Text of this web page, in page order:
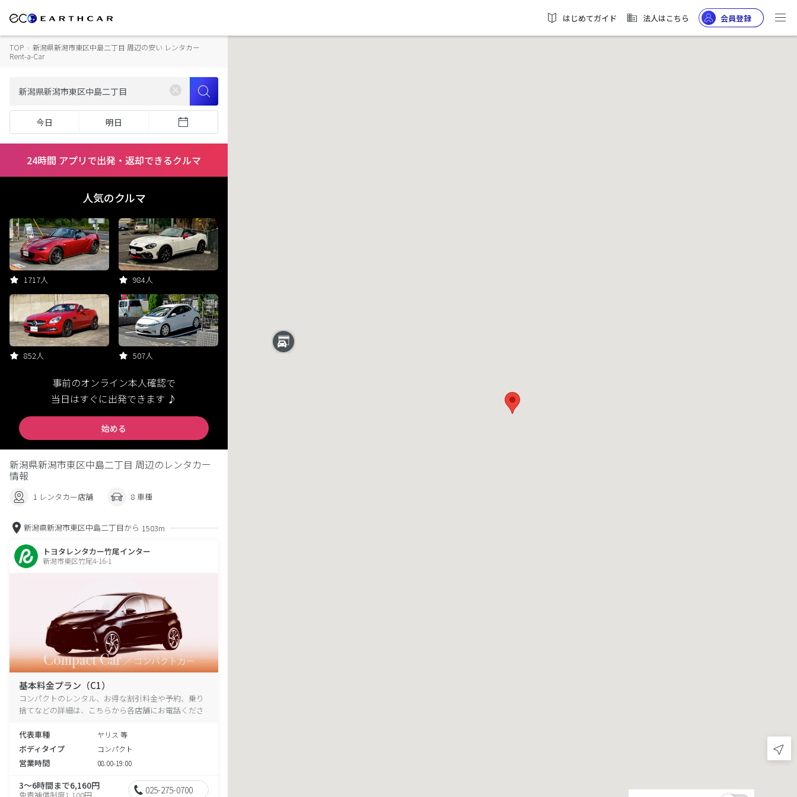
はじめてガイド 法人はこちら 会員登録
TOP › 新潟県新潟市東区中島二丁目 周辺の安い レンタカー
Rent-a-Car
今日 明日
24時間 アプリで出発・返却できるクルマ
人気のクルマ
1717人 984人
852人 507人
事前のオンライン本人確認で
当日はすぐに出発できます ♪
始める
新潟県新潟市東区中島二丁目 周辺のレンタカー
情報
1 レンタカー店舗 8 車種
新潟県新潟市東区中島二丁目から 1503m
トヨタレンタカー竹尾インター
新潟市東区竹尾4-16-1
基本料金プラン（C1）
コンパクトのレンタル、お得な割引料金や予約、乗り
捨てなどの詳細は、こちらから各店舗にお電話くださ
代表車種
ヤリス 等
ボディタイプ コンパクト
営業時間 08:00-19:00
3～6時間まで6,160円
免責補償制度1,100円 025-275-0700